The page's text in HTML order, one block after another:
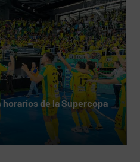
horarios de la Supercopa